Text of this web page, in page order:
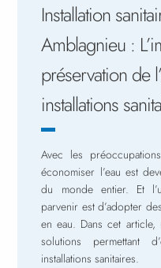
Installation
Amblagnieu :
préservation de
installations
Avec les
économiser l’eau est
du monde entier. Et
parvenir est d’adopter
en eau. Dans cet
solutions permettant
installations sanitaires.